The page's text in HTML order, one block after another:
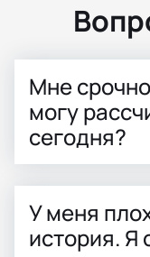
Мне
могу
сегодня?
У меня
история. Я